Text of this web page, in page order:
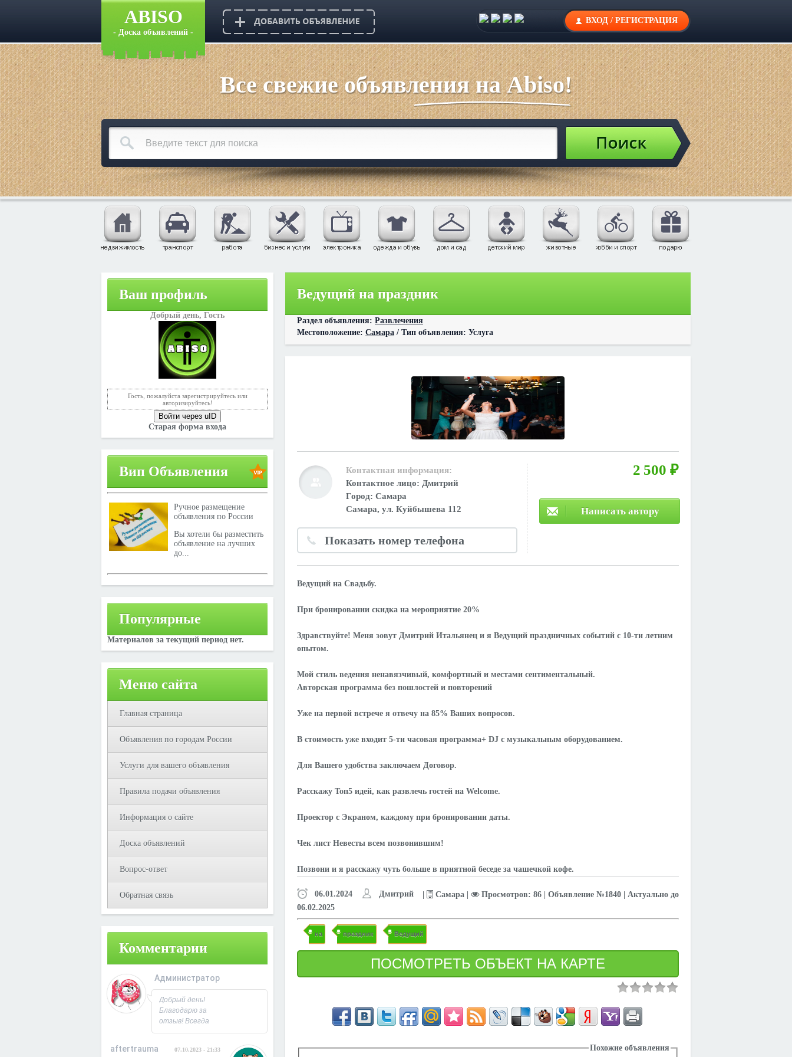
ABISO
- Доска объявлений -
ВХОД/ РЕГИСТРАЦИЯ
Все свежие объявления на Abiso!
Ваш профиль
Добрый день, Гость
Гость, пожалуйста зарегистрируйтесь или
авторизируйтесь!
Войти через uID
Старая форма входа
Вип Объявления
Ручное размещение
объявления по России
Вы хотели бы разместить
объявление на лучших
до...
Популярные
Материалов за текущий период нет.
Меню сайта
Главная страница
Объявления по городам России
Услуги для вашего объявления
Правила подачи объявления
Информация о сайте
Доска объявлений
Вопрос-ответ
Обратная связь
Комментарии
Администратор
08.10.2023 - 09:31
Добрый день!
Благодарю за
отзыв! Всегда
рад
С Уважением,
aftertrauma 07.10.2023 - 21:33
Ведущий на праздник
Раздел объявления: Развлечения
Местоположение: Самара / Тип объявления: Услуга
Контактная информация:
Контактное лицо: Дмитрий
Город: Самара
Самара, ул. Куйбышева 112
Показать номер телефона
2 500 ₽
Написать автору
Ведущий на Свадьбу.
При бронировании скидка на мероприятие 20%
Здравствуйте! Меня зовут Дмитрий Итальянец и я Ведущий праздничных событий с 10-ти летним
опытом.
Мой стиль ведения ненавязчивый, комфортный и местами сентиментальный.
Авторская программа без пошлостей и повторений
Уже на первой встрече я отвечу на 85% Ваших вопросов.
В стоимость уже входит 5-ти часовая программа+ DJ с музыкальным оборудованием.
Для Вашего удобства заключаем Договор.
Расскажу Топ5 идей, как развлечь гостей на Welcome.
Проектор с Экраном, каждому при бронировании даты.
Чек лист Невесты всем позвонившим!
Позвони и я расскажу чуть больше в приятной беседе за чашечкой кофе.
06.01.2024 Дмитрий Самара
Просмотров: 86 | Объявление №1840 | Актуально до
06.02.2025
на праздник Ведущий
Похожие объявления